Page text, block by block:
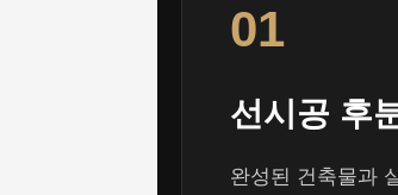
01
선시공 후
완성된 건축물과